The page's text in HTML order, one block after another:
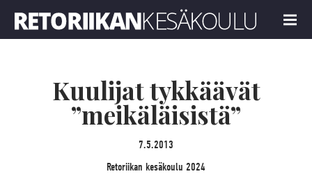
MENU
Kuulijat tykkäävät
”meikäläisistä”
7.5.2013
Retoriikan kesäkoulu 2024